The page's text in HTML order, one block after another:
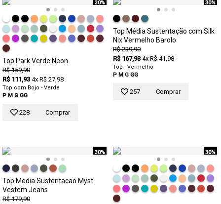
30%
Top Park Verde Neon
R$ 159,90
R$ 111,93 4x R$ 27,98
Top com Bojo - Verde
P M G GG
228 Comprar
30%
Top Média Sustentação com Silk
Nix Vermelho Barolo
R$ 239,90
R$ 167,93 4x R$ 41,98
Top - Vermelho
P M G GG
257 Comprar
30%
Top Media Sustentacao Myst
Vestem Jeans
R$ 179,90
30%